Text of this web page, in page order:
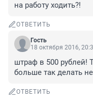
на работу ходить?!
ОТВЕТИТЬ
Гость
18 октября 2016,
штраф в 500 рублей!
больше так делать
ОТВЕТИТЬ